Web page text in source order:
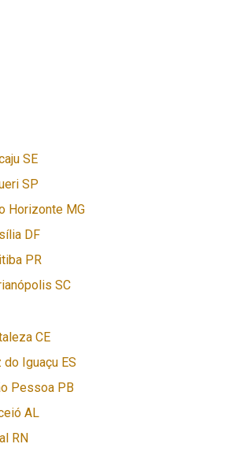
SE
SP
Horizonte MG
DF
PR
SC
CE
do Iguaçu ES
Pessoa PB
AL
RN